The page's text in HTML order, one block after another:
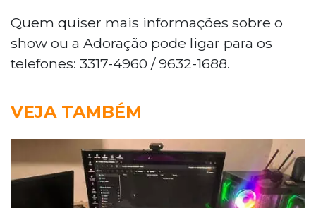
Quem quiser mais informações sobre o
show ou a Adoração pode ligar para os
telefones: 3317-4960 / 9632-1688.
VEJA TAMBÉM